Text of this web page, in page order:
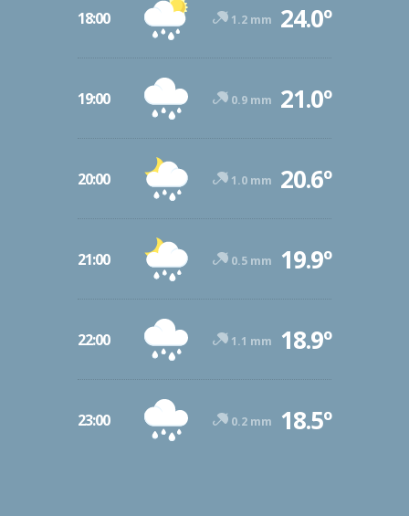
18:00 1.2 mm 24.0º
19:00 0.9 mm 21.0º
20:00 1.0 mm 20.6º
21:00 0.5 mm 19.9º
22:00 1.1 mm 18.9º
23:00 0.2 mm 18.5º